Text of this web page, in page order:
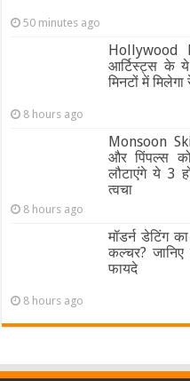
50 minutes ago
Hollywood
आर्टिस्ट्स के
मिनटों में
8 hours ago
Monsoon
और पिंपल्स
लौटाएंगे ये 3
त्वचा
8 hours ago
मॉडर्न डेटिंग
कल्चर?
फायदे
8 hours ago